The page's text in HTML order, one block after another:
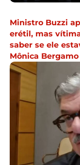
Ministro Buzzi
erétil, mas
saber se ele
Mônica Bergamo